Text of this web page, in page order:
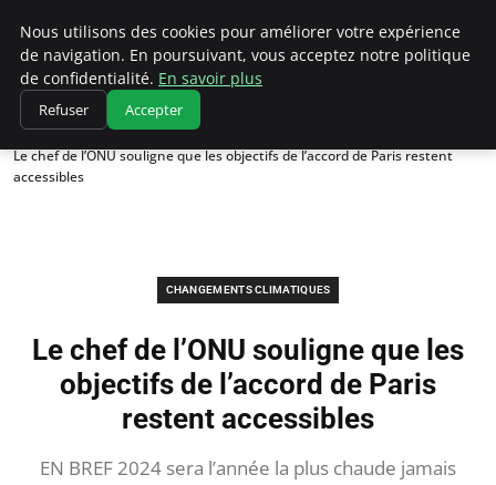
Climatedebtagents
Accueil
Changements climatiques
Le chef de l’ONU souligne que les objectifs de l’accord de Paris restent
accessibles
CHANGEMENTS CLIMATIQUES
Le chef de l’ONU souligne que les
objectifs de l’accord de Paris
restent accessibles
EN BREF 2024 sera l’année la plus chaude jamais
Nous utilisons des cookies pour améliorer votre expérience
de navigation. En poursuivant, vous acceptez notre politique
de confidentialité. En savoir plus
Refuser Accepter